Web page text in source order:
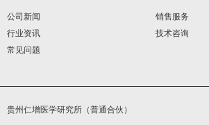
公司新闻
行业资讯
常见问题
销售服务
技术咨询
贵州仁增医学研究所（普通合伙）